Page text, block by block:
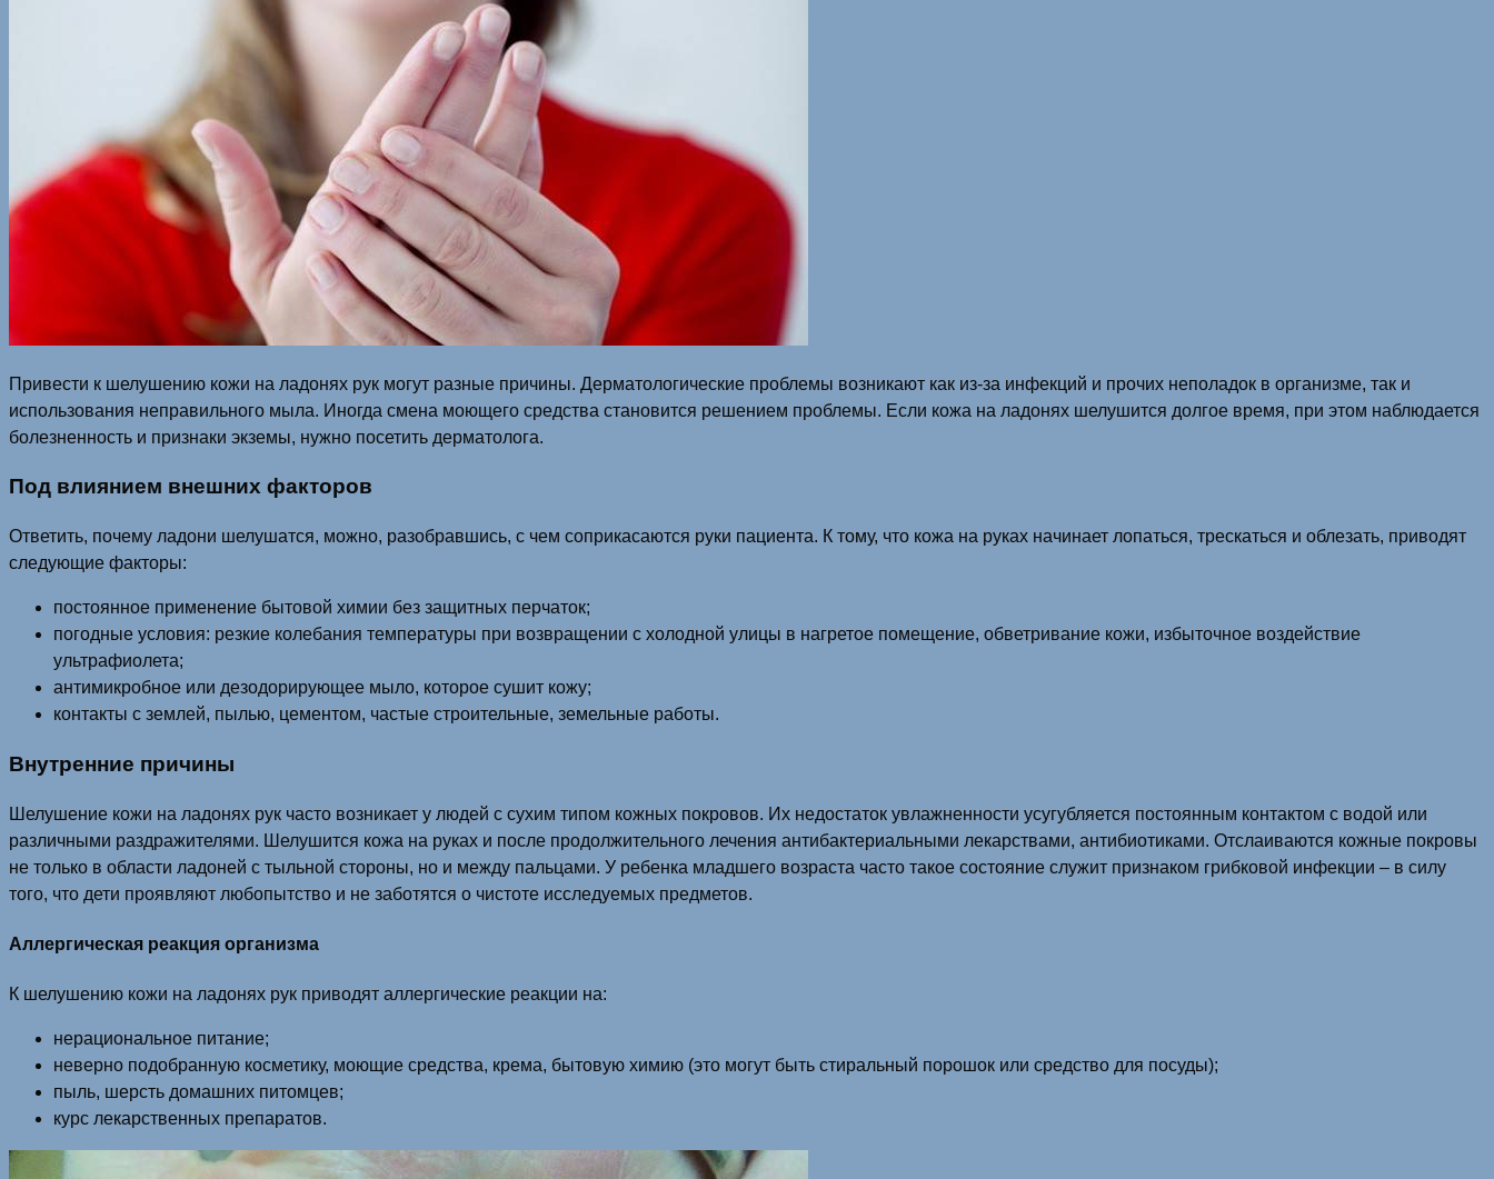
Привести к шелушению кожи на ладонях рук могут разные причины. Дерматологические проблемы возникают как из-за инфекций и прочих неполадок в организме, так и
использования неправильного мыла. Иногда смена моющего средства становится решением проблемы. Если кожа на ладонях шелушится долгое время, при этом наблюдается
болезненность и признаки экземы, нужно посетить дерматолога.
Под влиянием внешних факторов
Ответить, почему ладони шелушатся, можно, разобравшись, с чем соприкасаются руки пациента. К тому, что кожа на руках начинает лопаться, трескаться и облезать, приводят
следующие факторы:
постоянное применение бытовой химии без защитных перчаток;
погодные условия: резкие колебания температуры при возвращении с холодной улицы в нагретое помещение, обветривание кожи, избыточное воздействие
ультрафиолета;
антимикробное или дезодорирующее мыло, которое сушит кожу;
контакты с землей, пылью, цементом, частые строительные, земельные работы.
Внутренние причины
Шелушение кожи на ладонях рук часто возникает у людей с сухим типом кожных покровов. Их недостаток увлажненности усугубляется постоянным контактом с водой или
различными раздражителями. Шелушится кожа на руках и после продолжительного лечения антибактериальными лекарствами, антибиотиками. Отслаиваются кожные покровы
не только в области ладоней с тыльной стороны, но и между пальцами. У ребенка младшего возраста часто такое состояние служит признаком грибковой инфекции – в силу
того, что дети проявляют любопытство и не заботятся о чистоте исследуемых предметов.
Аллергическая реакция организма
К шелушению кожи на ладонях рук приводят аллергические реакции на:
нерациональное питание;
неверно подобранную косметику, моющие средства, крема, бытовую химию (это могут быть стиральный порошок или средство для посуды);
пыль, шерсть домашних питомцев;
курс лекарственных препаратов.